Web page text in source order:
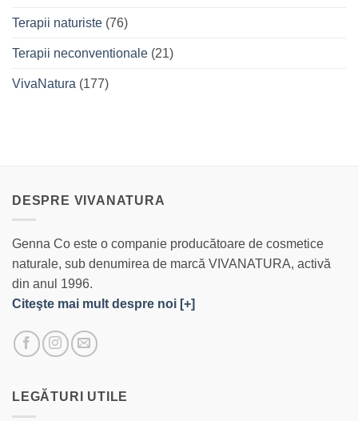
Terapii naturiste (76)
Terapii neconventionale (21)
VivaNatura (177)
DESPRE VIVANATURA
Genna Co este o companie producătoare de cosmetice
naturale, sub denumirea de marcă VIVANATURA, activă
din anul 1996.
Citeşte mai mult despre noi [+]
LEGĂTURI UTILE